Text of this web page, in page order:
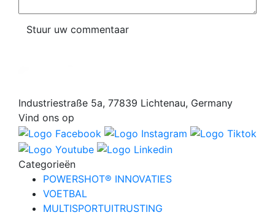
Stuur uw commentaar
Industriestraße 5a, 77839 Lichtenau, Germany
Vind ons op
Categorieën
POWERSHOT® INNOVATIES
VOETBAL
MULTISPORTUITRUSTING